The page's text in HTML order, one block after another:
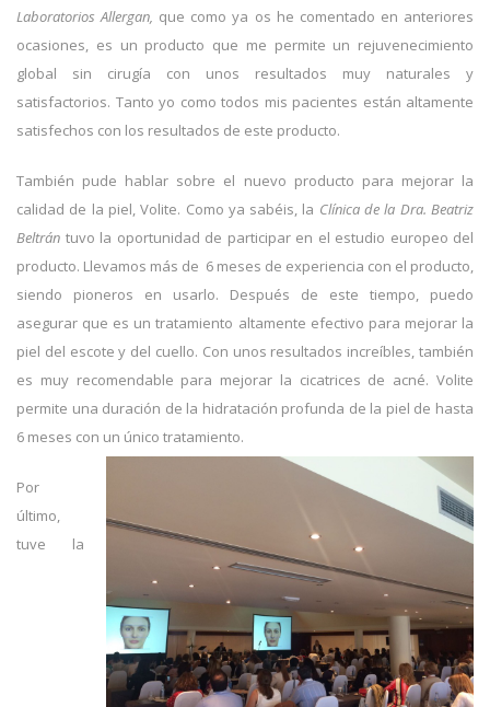
Laboratorios Allergan, que como ya os he comentado en anteriores
ocasiones, es un producto que me permite un rejuvenecimiento
global sin cirugía con unos resultados muy naturales y
satisfactorios. Tanto yo como todos mis pacientes están altamente
satisfechos con los resultados de este producto.
También pude hablar sobre el nuevo producto para mejorar la
calidad de la piel, Volite. Como ya sabéis, la Clínica de la Dra. Beatriz
Beltrán tuvo la oportunidad de participar en el estudio europeo del
producto. Llevamos más de 6 meses de experiencia con el producto,
siendo pioneros en usarlo. Después de este tiempo, puedo
asegurar que es un tratamiento altamente efectivo para mejorar la
piel del escote y del cuello. Con unos resultados increíbles, también
es muy recomendable para mejorar la cicatrices de acné. Volite
permite una duración de la hidratación profunda de la piel de hasta
6 meses con un único tratamiento.
Por
último,
tuve la